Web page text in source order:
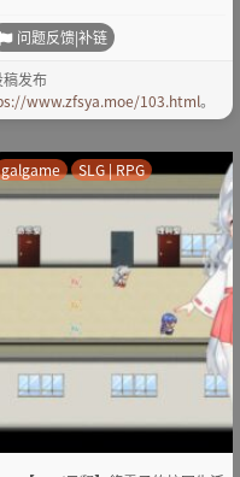
问题反馈|补链
稿发布
www.zfsya.moe/103.html。
galgame SLG | RPG